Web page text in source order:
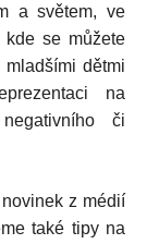
a světem, ve
kde se můžete
dětmi
na
či
novinek z médií
také tipy na